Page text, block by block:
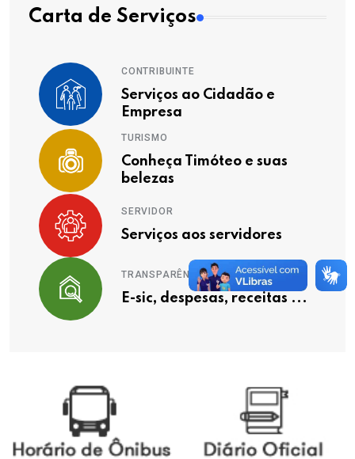
Carta de Serviços
CONTRIBUINTE
Serviços ao Cidadão e
Empresa
TURISMO
Conheça Timóteo e suas
belezas
SERVIDOR
Serviços aos servidores
TRANSPARÊNCIA
E-sic, despesas, receitas ...